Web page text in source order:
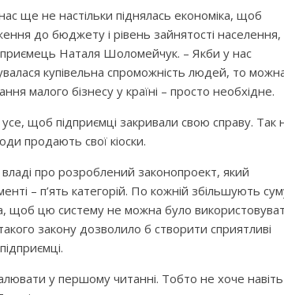
ще не настільки піднялась економіка, щоб
до бюджету і рівень зайнятості населення,
Наталя Шоломейчук. – Якби у нас
купівельна спроможність людей, то
малого бізнесу у країні – просто необхідне.
щоб підприємці закривали свою справу. Так
продають свої кіоски.
владі про розроблений законопроект, який
– п’ять категорій. По кожній збільшують
щоб цю систему не можна було
закону дозволило б створити сприятливі
у першому читанні. Тобто не хоче навіть